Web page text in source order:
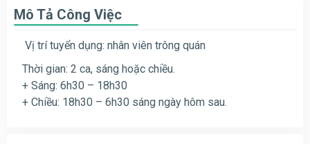
Mô Tả Công Việc
Vị trí tuyển dụng: nhân viên trông quán
Thời gian: 2 ca, sáng hoặc chiều.
+ Sáng: 6h30 – 18h30
+ Chiều: 18h30 – 6h30 sáng ngày hôm sau.